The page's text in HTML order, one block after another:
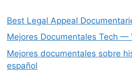
Best Legal Appeal
Mejores Documentales Tech —
Mejores documentales sobre
español